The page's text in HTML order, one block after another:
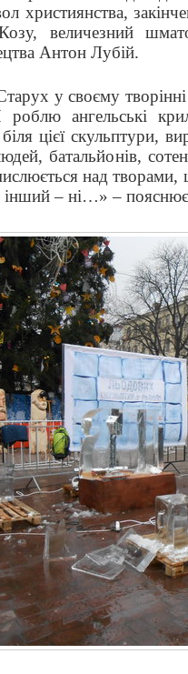
християнства,
величезний
Антон Лубій.
у своєму
роблю ангельські
цієї скульптури,
батальйонів,
над
інший – ні…» – пояснює